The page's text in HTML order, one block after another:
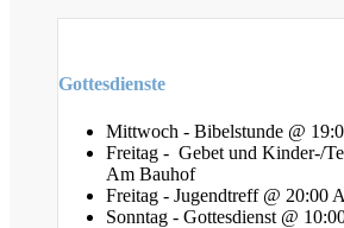
Gottesdienste
Mittwoch - Bibelstunde @
Freitag - Gebet und Kinder-/
Am Bauhof
Freitag - Jugendtreff @ 20:00
Sonntag - Gottesdienst @